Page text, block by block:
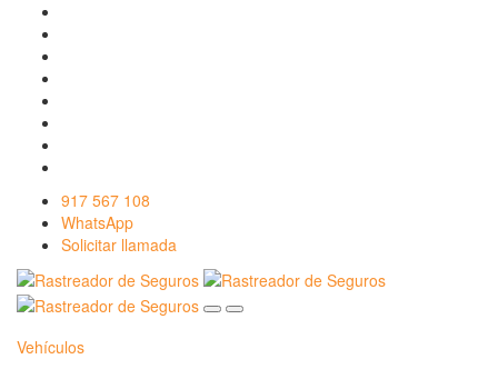
917 567 108
WhatsApp
Solicitar llamada
Vehículos